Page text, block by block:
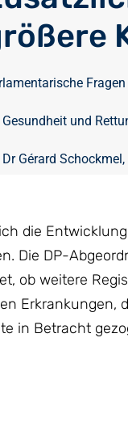
Fragen
Gesundheit und
Dr Gérard Schockmel,
die
Die DP-
ob weitere
in Betracht